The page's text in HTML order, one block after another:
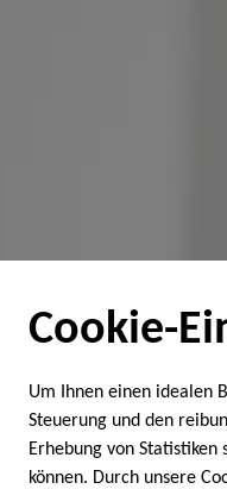
Cookie-
Um Ihnen einen idealen
Steuerung und den
Erhebung von
können. Durch unsere